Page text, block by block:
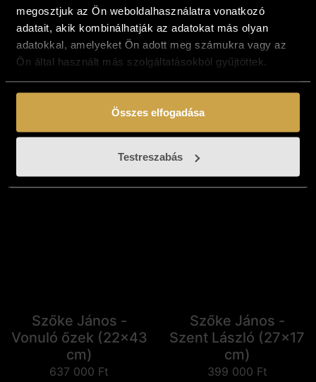
megosztjuk az Ön weboldalhasználatra vonatkozó
adatait, akik kombinálhatják az adatokat más olyan
adatokkal, amelyeket Ön adott meg számukra vagy az
Ön által használt más szolgáltatásokból gyűjtöttek.
Összes elfogadása
Testreszabás
Czobor Sándor - A
lét elviselhetetlen
súlya II. (18x16 cm)
Szőke János -
Szerelmesek Lova
(35x32 cm)
Szőke János -
Vonuló őzek (22x43
cm)
637 000 Ft
Szőke János -
Szent László (27x17
cm)
399 000 Ft